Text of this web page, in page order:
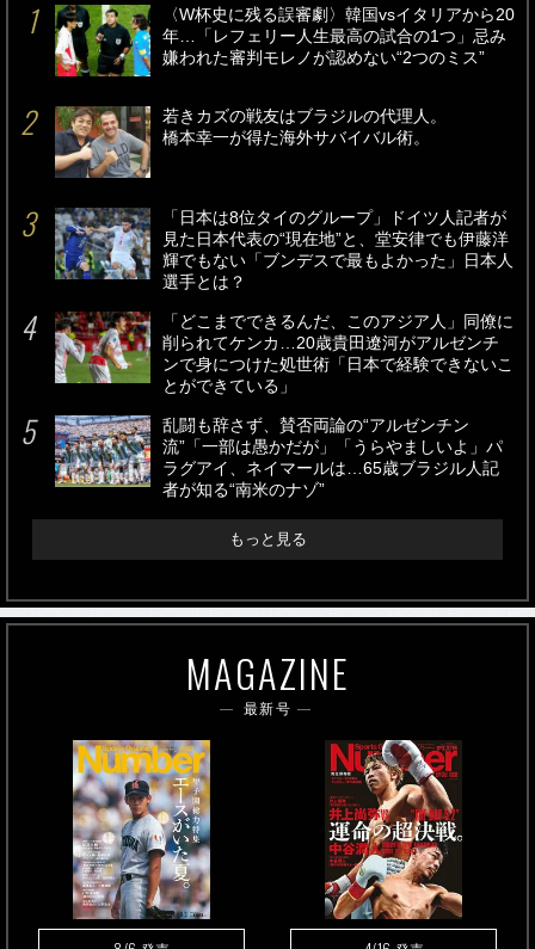
〈W杯史に残る誤審劇〉韓国vsイタリアから20
年…「レフェリー人生最高の試合の1つ」忌み
嫌われた審判モレノが認めない“2つのミス”
若きカズの戦友はブラジルの代理人。
橋本幸一が得た海外サバイバル術。
「日本は8位タイのグループ」ドイツ人記者が
見た日本代表の“現在地”と、堂安律でも伊藤洋
輝でもない「ブンデスで最もよかった」日本人
選手とは？
「どこまでできるんだ、このアジア人」同僚に
削られてケンカ…20歳貴田遼河がアルゼンチ
ンで身につけた処世術「日本で経験できないこ
とができている」
乱闘も辞さず、賛否両論の“アルゼンチン
流”「一部は愚かだが」「うらやましいよ」パ
ラグアイ、ネイマールは…65歳ブラジル人記
者が知る“南米のナゾ”
もっと見る
MAGAZINE
最新号